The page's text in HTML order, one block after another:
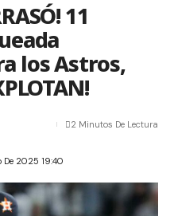
11
los Astros,
De 2025 19:40
2 Minutos De Lectura